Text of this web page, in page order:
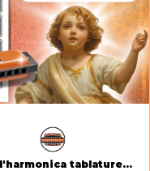
Seb d'harmonica tablatures.com